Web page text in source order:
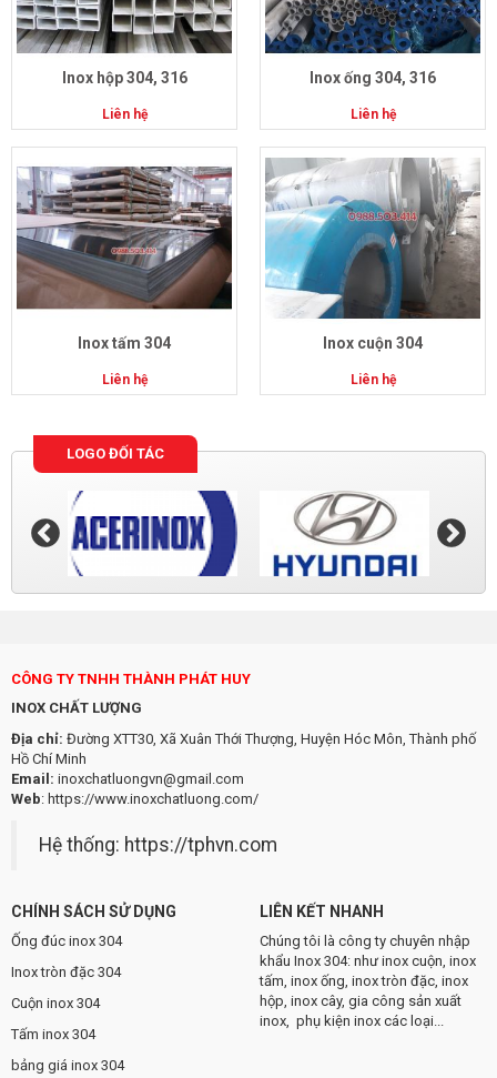
Inox hộp 304, 316
Liên hệ
Inox ống 304, 316
Liên hệ
Inox tấm 304
Liên hệ
Inox cuộn 304
Liên hệ
LOGO ĐỐI TÁC
CÔNG TY TNHH THÀNH PHÁT HUY
INOX CHẤT LƯỢNG
Địa chỉ: Đường XTT30, Xã Xuân Thới Thượng, Huyện Hóc Môn, Thành phố
Hồ Chí Minh
Email: inoxchatluongvn@gmail.com
Web: https://www.inoxchatluong.com/
Hệ thống: https://tphvn.com
CHÍNH SÁCH SỬ DỤNG
Ống đúc inox 304
Inox tròn đặc 304
Cuộn inox 304
Tấm inox 304
bảng giá inox 304
LIÊN KẾT NHANH
Chúng tôi là công ty chuyên nhập
khẩu Inox 304: như inox cuộn, inox
tấm, inox ống, inox tròn đặc, inox
hộp, inox cây, gia công sản xuất
inox, phụ kiện inox các loại...